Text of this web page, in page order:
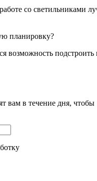
со светильниками
планировку?
возможность
вам в течение дня, чтобы